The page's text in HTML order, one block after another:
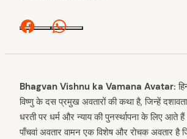
Facebook
Bhagvan Vishnu ka Vamana Avatar:
विष्णु के दस प्रमुख अवतारों की कथा है, जिन्हें
धरती पर धर्म और न्याय की पुनर्स्थापना के लिए आते
पाँचवां अवतार वामन एक विशेष और रोचक अवतार है